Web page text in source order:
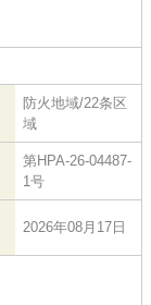
防火地域/22条区
域
第HPA-26-04487-
1号
2026年08月17日